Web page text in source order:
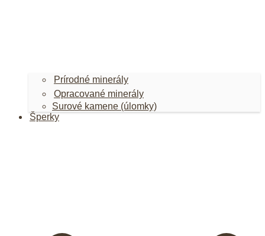
Prírodné minerály
Opracované minerály
Surové kamene (úlomky)
Šperky